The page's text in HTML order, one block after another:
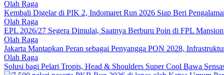
Olah Raga
Kembali Digelar di PIK 2, Indomaret Run 2026 Siap Beri
Olah Raga
EPL 2026/27 Segera Dimulai, Saatnya Berburu Poin di FPL
Olah Raga
Jakarta Mantapkan Peran sebagai Penyangga PON 2028,
Olah Raga
Solusi bagi Pelari Tropis, Head & Shoulders Super Cool Bawa